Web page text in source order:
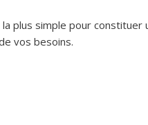
plus simple pour constituer
vos besoins.